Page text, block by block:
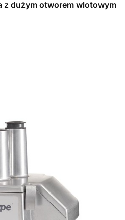
z dużym otworem wlotowym